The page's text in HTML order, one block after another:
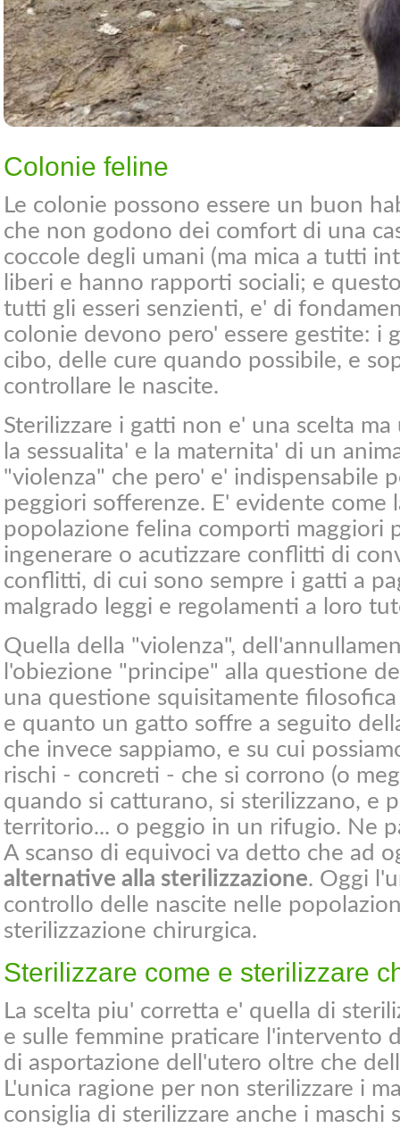
Colonie feline
Le colonie possono essere un buon
che non godono dei comfort di una
coccole degli umani (ma mica a tutti
liberi e hanno rapporti sociali; e
tutti gli esseri senzienti, e' di
colonie devono pero' essere gestite: i
cibo, delle cure quando possibile, e
controllare le nascite.
Sterilizzare i gatti non e' una scelta
la sessualita' e la maternita' di un
"violenza" che pero' e' indispensabile
peggiori sofferenze. E' evidente come
popolazione felina comporti maggiori
ingenerare o acutizzare conflitti di
conflitti, di cui sono sempre i gatti a
malgrado leggi e regolamenti a loro
Quella della "violenza",
l'obiezione "principe" alla questione
una questione squisitamente
e quanto un gatto soffre a seguito
che invece sappiamo, e su cui
rischi - concreti - che si corrono (o
quando si catturano, si sterilizzano, e
territorio... o peggio in un rifugio. Ne
A scanso di equivoci va detto che ad
alternative alla sterilizzazione. Oggi
controllo delle nascite nelle
sterilizzazione chirurgica.
Sterilizzare come e sterilizzare
La scelta piu' corretta e' quella di
e sulle femmine praticare l'intervento
di asportazione dell'utero oltre che
L'unica ragione per non sterilizzare i
consiglia di sterilizzare anche i maschi